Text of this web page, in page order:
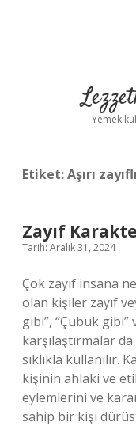
Yemek
Etiket:Aşırı
Zayıf
Tarih: Aralık 31, 2024
Çok zayıf insana
olan kişiler zayıf
gibi”, “Çubuk gibi”
karşılaştırmalar
sıklıkla kullanılır.
kişinin ahlaki ve
eylemlerini ve
sahip bir kişi